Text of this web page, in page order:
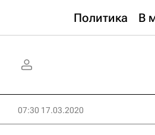
Политика В
07:30 17.03.2020